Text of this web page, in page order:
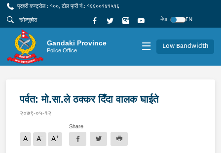
प्रहरी कन्ट्रोल : १००, टोल फ्री नं.: १६६००१४१५१६
नेपा
EN
Gandaki Province
Police Office Low Bandwidth
पर्वत: मो.सा.ले ठक्कर दिँदा वालक घाईते
२०७९-०५-१२
A A- A+
Share